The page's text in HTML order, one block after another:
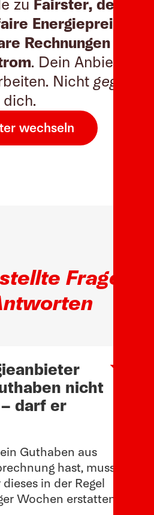
zu Fairster, dem
Energiepreise,
Rechnungen und
. Dein Anbieter
Nicht gegen
dich.
wechseln
Fragen
nicht
darf er
Arow
Guthaben aus
hast, muss
in der Regel
Wochen erstatten.